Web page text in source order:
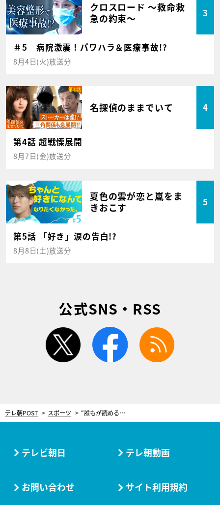
クロスロード ～救命救
急の約束～
3
＃5 病院激震！パワハラ＆医療事故!?
8月4日(火)放送分
名探偵のままでいて 4
第4話 超戦慄展開
8月7日(金)放送分
夏色の雲が恋と嵐をま
きおこす
5
第5話 「好き」涙の告白!?
8月8日(土)放送分
公式SNS・RSS
twitter facebook
テレ朝POST スポーツ “誰もが読める”新しい点字が話題。画期的なデザインに「可愛い」の声も
テレビ朝日 テレ朝動画
お問い合わせ サイト利用規約